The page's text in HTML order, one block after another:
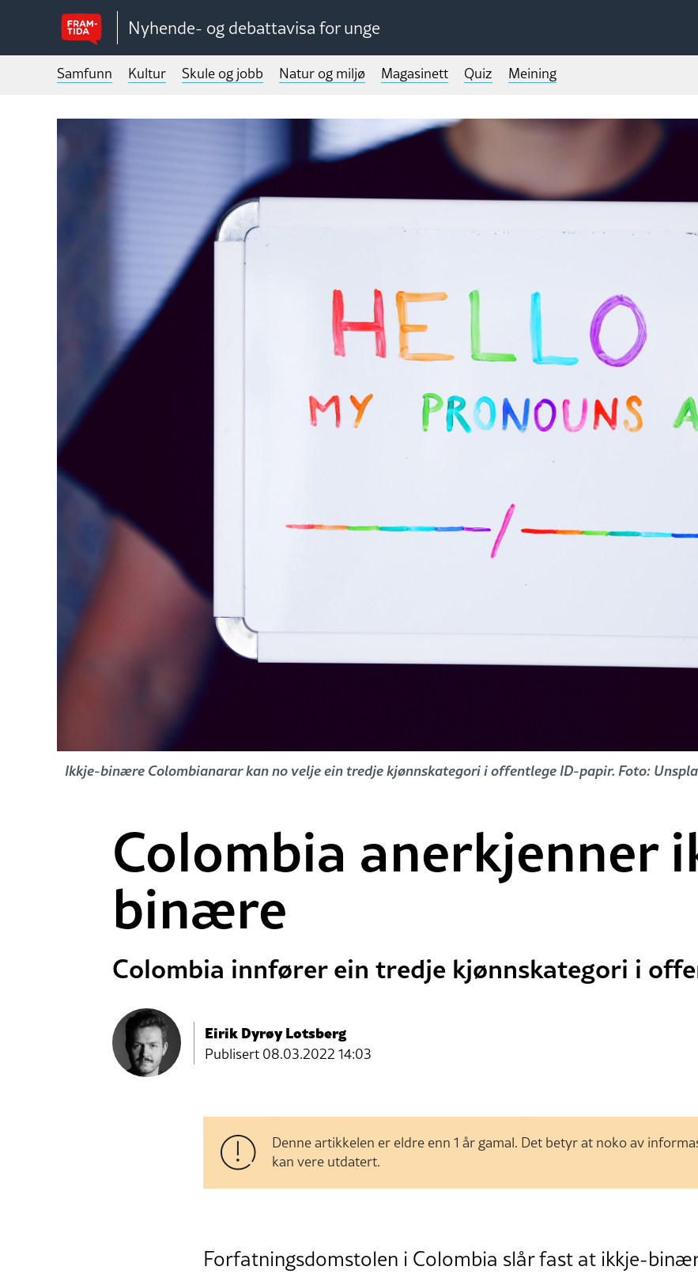
Nyhende- og debattavisa for unge
Samfunn Kultur Skule og jobb Natur og miljø Magasinett Quiz Meining
Ikkje-binære Colombianarar kan no velje ein tredje kjønnskategori i offentlege ID-papir. Foto:
Colombia anerkjenner
binære
Colombia innfører ein tredje kjønnskategori i
Eirik Dyrøy Lotsberg
Publisert 08.03.2022 14:03
Denne artikkelen er eldre enn 1 år gamal. Det betyr at noko av
kan vere utdatert.
Forfatningsdomstolen i Colombia slår fast at ikkje-